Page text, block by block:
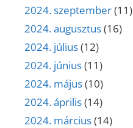
2024. szeptember(11)
2024. augusztus(16)
2024. július(12)
2024. június(11)
2024. május(10)
2024. április(14)
2024. március(14)